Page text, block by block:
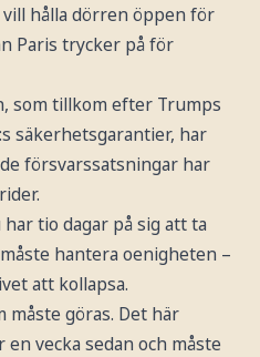
hålla dörren öppen för
Paris trycker på för
som tillkom efter Trumps
säkerhetsgarantier, har
försvarssatsningar har
tio dagar på sig att ta
hantera oenigheten –
att kollapsa.
måste göras. Det här
vecka sedan och måste